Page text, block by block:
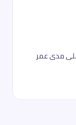
على مدى عمر